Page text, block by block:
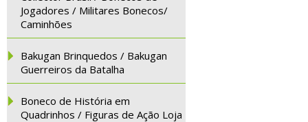
Jogadores / Militares Bonecos/
Caminhões
Bakugan Brinquedos / Bakugan
Guerreiros da Batalha
Boneco de História em
Quadrinhos / Figuras de Ação Loja